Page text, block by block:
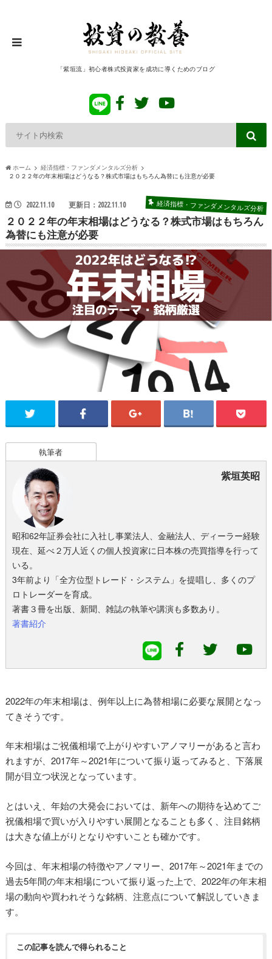
「紫垣流」初心者株式投資家を成功に導くためのブログ
ホーム
経済指標・ファンダメンタルズ分析
２０２２年の年末相場はどうなる？株式市場はもちろん為替にも注意が必要
2022.11.10 更新日：2022.11.10 経済指標・ファンダメンタルズ分析
２０２２年の年末相場はどうなる？株式市場はもちろん
為替にも注意が必要
執筆者
紫垣英昭
昭和62年証券会社に入社し事業法人、金融法人、ディーラー経験
現在、延べ２万人近くの個人投資家に日本株の売買指導を行って
いる。
3年前より「全方位型トレード・システム」を提唱し、多くのプ
ロトレーダーを育成。
著書３冊を出版、新聞、雑誌の執筆や講演も多数あり。
著書紹介
2022年の年末相場は、例年以上に為替相場に必要な展開となっ
てきそうです。
年末相場はご祝儀相場で上がりやすいアノマリーがあると言わ
れますが、2017年～2021年について振り返ってみると、下落展
開が目立つ状況となっています。
とはいえ、年始の大発会においては、新年への期待を込めてご
祝儀相場で買いが入りやすい展開となることも多く、注目銘柄
は大きな値上がりとなりやすいことも確かです。
今回は、年末相場の特徴やアノマリー、2017年～2021年までの
過去5年間の年末相場について振り返った上で、2022年の年末相
場の動向や買われそうな銘柄、注意点について解説していきま
す。
この記事を読んで得られること